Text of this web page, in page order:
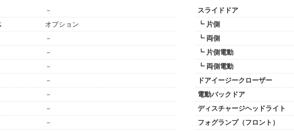
－
オプション
－
－
－
－
－
－
－
スライドドア
┗ 片側
┗ 両側
┗ 片側電動
┗ 両側電動
ドアイージークローザー
電動バックドア
ディスチャージヘッドライト
フォグランプ（フロント）